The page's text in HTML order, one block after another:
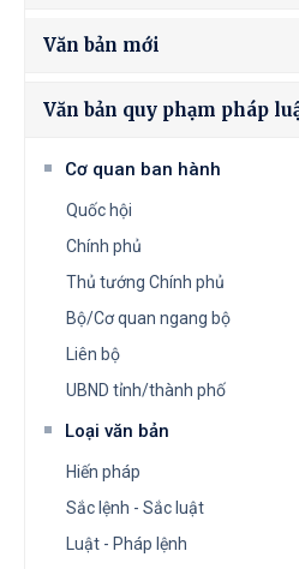
Văn bản mới
Văn bản quy phạm pháp
Cơ quan ban hành
Quốc hội
Chính phủ
Thủ tướng Chính phủ
Bộ/Cơ quan ngang bộ
Liên bộ
UBND tỉnh/thành phố
Loại văn bản
Hiến pháp
Sắc lệnh - Sắc luật
Luật - Pháp lệnh